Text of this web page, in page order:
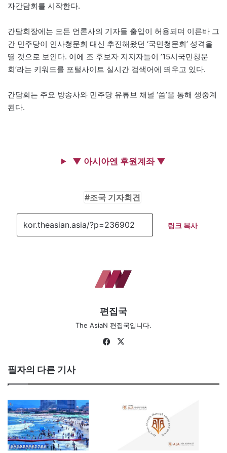
자간담회를 시작한다.
간담회장에는 모든 언론사의 기자들 출입이 허용되며 이른바 그
간 민주당이 인사청문회 대신 추진해왔던 ‘국민청문회’ 성격을
띨 것으로 보인다. 이에 조 후보자 지지자들이 ’15시국민청문
회’라는 키워드를 포털사이트 실시간 검색어에 띄우고 있다.
간담회는 주요 방송사와 민주당 유튜브 채널 ‘씀’을 통해 생중계
된다.
▼ 아시아엔 후원계좌 ▼
조국 기자회견
링크 복사
편집국
The AsiaN 편집국입니다.
Fa
필자의 다른 기사